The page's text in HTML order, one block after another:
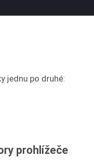
jednu po druhé:
prohlížeče